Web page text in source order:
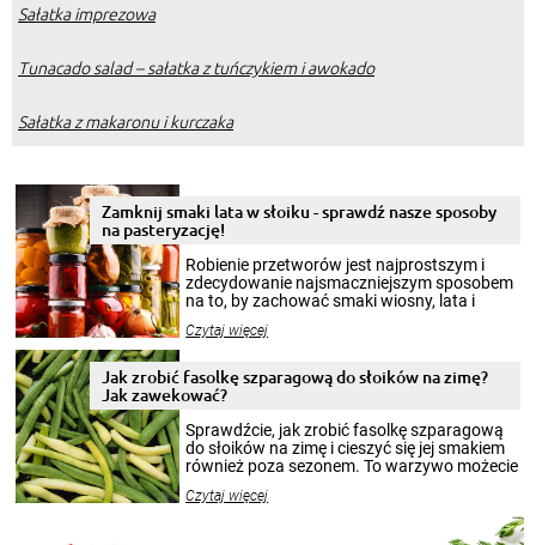
Sałatka imprezowa
Tunacado salad – sałatka z tuńczykiem i awokado
Sałatka z makaronu i kurczaka
Zamknij smaki lata w słoiku - sprawdź nasze sposoby
na pasteryzację!
Robienie przetworów jest najprostszym i
zdecydowanie najsmaczniejszym sposobem
na to, by zachować smaki wiosny, lata i
krajobrazów, by cieszyć nimi oko w sezonie
pełni poczuć atmosferę cieplejszych
miesięcy. Przygotowanie słoików ze
patenty, które pozwolą zachować świeżość
przetworów.
Czytaj więcej
Jak zrobić fasolkę szparagową do słoików na zimę?
Jak zawekować?
Sprawdźcie, jak zrobić fasolkę szparagową
do słoików na zimę i cieszyć się jej smakiem
również poza sezonem. To warzywo możecie
nasze propozycje!
Czytaj więcej